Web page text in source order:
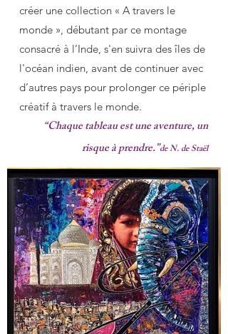
créer une collection « A travers le
monde », débutant par ce montage
consacré à l’Inde, s'en suivra des îles de
l'océan indien, avant de continuer avec
d’autres pays pour prolonger ce périple
créatif à travers le monde.
“Chaque tableau est une aventure, un
risque à prendre.”de N. de Staël